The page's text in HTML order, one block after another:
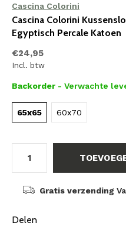
Cascina Colorini
Cascina Colorini
Egyptisch Percale Katoen
€24,95
Incl. btw
Backorder - Verwachte
65x65 60x70
Gratis verzending
Delen